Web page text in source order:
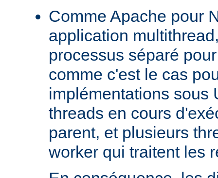
Comme Apache pour
application
processus séparé
comme c'est le cas
implémentations sous
threads en cours
parent, et plusieurs
worker qui traitent les